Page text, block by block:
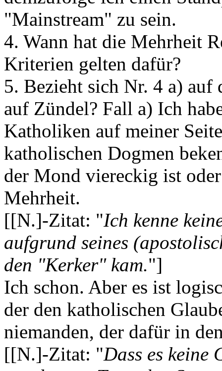
"Mainstream" zu sein.
4. Wann hat die Mehrheit
Kriterien gelten dafür?
5. Bezieht sich Nr. 4 a) auf
auf Zündel? Fall a) Ich
Katholiken auf meiner
katholischen Dogmen
der Mond viereckig ist
Mehrheit.
[[N.]-Zitat: "Ich kenne
aufgrund seines
den "Kerker" kam."]
Ich schon. Aber es ist
der den katholischen
niemanden, der dafür in
[[N.]-Zitat: "Dass es keine